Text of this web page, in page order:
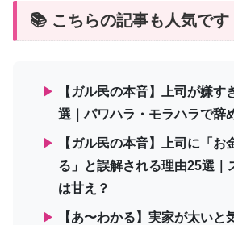
📚 こちらの記事も人気です
▶
【ガル民の本音】上司が嫌す
選｜パワハラ・モラハラで辞
▶
【ガル民の本音】上司に「お
る」と誤解される理由25選｜
は甘え？
▶
【あ〜わかる】実家が太いと